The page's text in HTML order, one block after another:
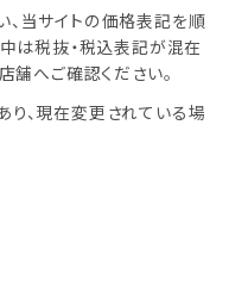
当サイトの価格表記を順
は税抜・税込表記が混在
舗へご確認ください。
、現在変更されている場